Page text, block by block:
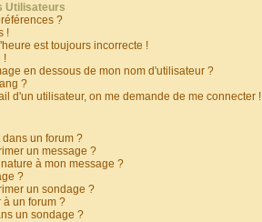
Utilisateurs
?
!
est toujours incorrecte !
!
en dessous de mon nom d'utilisateur ?
?
d'un utilisateur, on me demande de me connecter !
un forum ?
un message ?
à mon message ?
?
un sondage ?
à un forum ?
un sondage ?